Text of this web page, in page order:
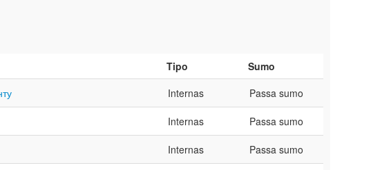
Tipo
Sumo
Internas Passa sumo
Internas Passa sumo
Internas Passa sumo